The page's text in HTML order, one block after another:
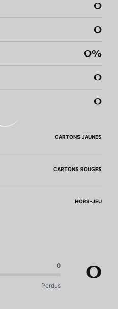
0
0
0%
0
0
CARTONS JAUNES
CARTONS ROUGES
HORS-JEU
0
Perdus
0